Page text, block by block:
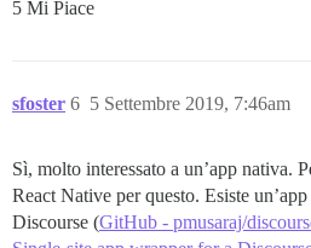
5 Mi Piace
sfoster 5 Settembre 2019, 7:46am
6
Sì, molto interessato a un’app nativa.
React Native per questo. Esiste
Discourse (GitHub - pmusaraj/